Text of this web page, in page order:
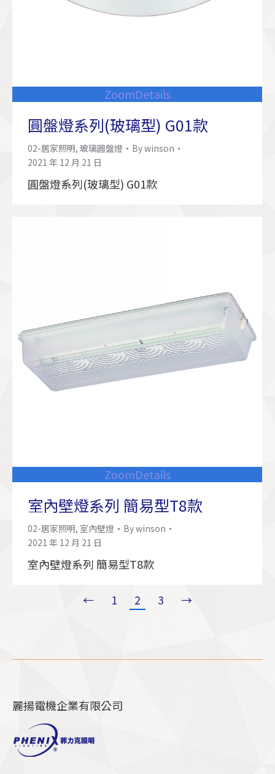
ZoomDetails
圓盤燈系列(玻璃型) G01款
02-居家照明, 玻璃圓盤燈 Bywinson
2021 年 12 月 21 日
圓盤燈系列(玻璃型) G01款
ZoomDetails
室內壁燈系列 簡易型T8款
02-居家照明, 室內壁燈 Bywinson
2021 年 12 月 21 日
室內壁燈系列 簡易型T8款
← 1 2 3 →
麗揚電機企業有限公司